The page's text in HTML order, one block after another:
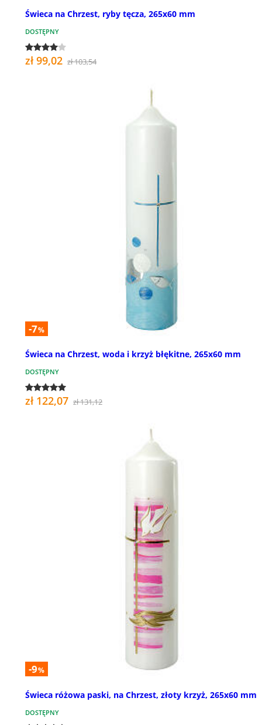
Świeca na Chrzest, ryby tęcza, 265x60 mm
DOSTĘPNY
zł 99,02 zł 103,54
-7%
Świeca na Chrzest, woda i krzyż błękitne, 265x60 mm
DOSTĘPNY
zł 122,07 zł 131,12
-9%
Świeca różowa paski, na Chrzest, złoty krzyż, 265x60 mm
DOSTĘPNY